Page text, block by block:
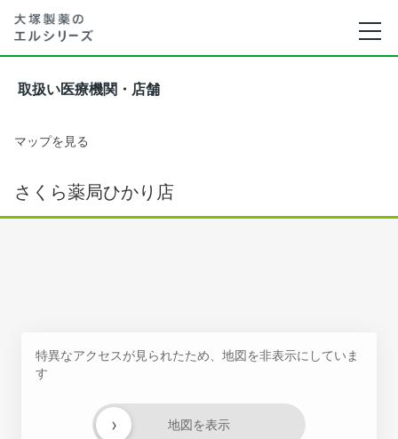
取扱い医療機関・店舗
マップを見る
さくら薬局ひかり店
特異なアクセスが見られたため、地図を非表示にしていま
す
地図を表示
›